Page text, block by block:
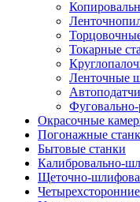
Токарные
Ленточные
Окрасочные
Погонажные
Бытовые станки
Калибровально-
Щеточно-